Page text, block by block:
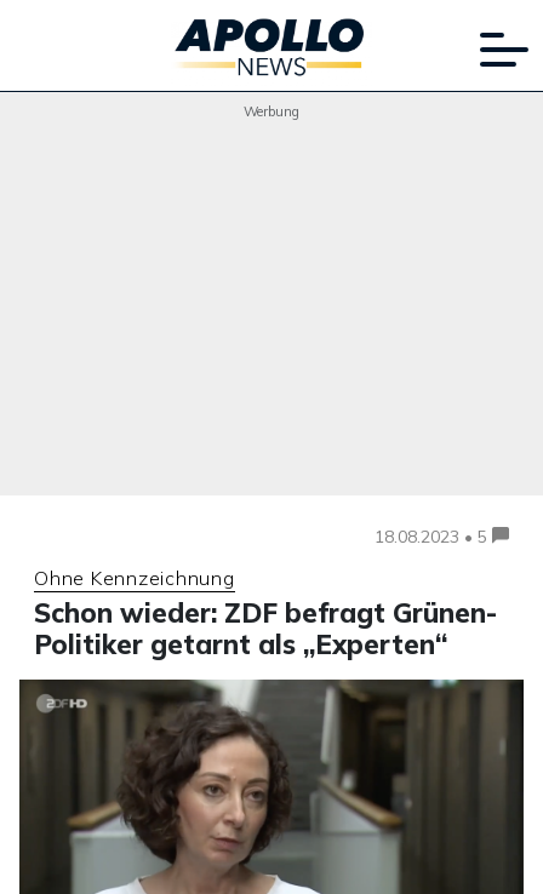
Werbung
18.08.2023 • 5
Ohne Kennzeichnung
Schon wieder: ZDF befragt Grünen-
Politiker getarnt als „Experten“